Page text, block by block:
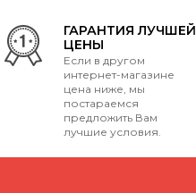
ГАРАНТИЯ ЛУЧШЕЙ
ЦЕНЫ
Если в другом
интернет-магазине
цена ниже, мы
постараемся
предложить Вам
лучшие условия.